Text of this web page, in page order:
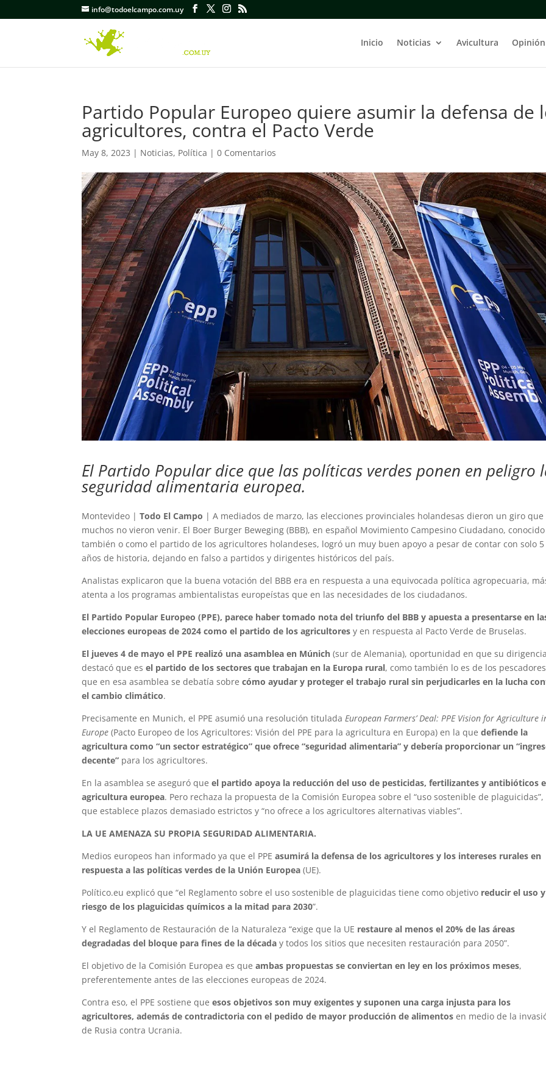
info@todoelcampo.com.uy
Inicio Noticias Avicultura Opinión
Partido Popular Europeo quiere asumir la defensa de
agricultores, contra el Pacto Verde
May 8, 2023 | Noticias, Política |0 Comentarios
El Partido Popular dice que las políticas verdes ponen en peligro
seguridad alimentaria europea.
Montevideo |Todo El Campo | A mediados de marzo, las elecciones provinciales holandesas dieron un giro que
muchos no vieron venir. El Boer Burger Beweging (BBB), en español Movimiento Campesino Ciudadano, conocido
también o como el partido de los agricultores holandeses, logró un muy buen apoyo a pesar de contar con solo 5
años de historia, dejando en falso a partidos y dirigentes históricos del país.
Analistas explicaron que la buena votación del BBB era en respuesta a una equivocada política agropecuaria,
atenta a los programas ambientalistas europeístas que en las necesidades de los ciudadanos.
El Partido Popular Europeo (PPE), parece haber tomado nota del triunfo del BBB y apuesta a presentarse en
elecciones europeas de 2024 como el partido de los agricultores y en respuesta al Pacto Verde de Bruselas.
El jueves 4 de mayo el PPE realizó una asamblea en Múnich (sur de Alemania), oportunidad en que su
destacó que esel partido de los sectores que trabajan en la Europa rural, como también lo es de los
que en esa asamblea se debatía sobrecómo ayudar y proteger el trabajo rural sin perjudicarles en la lucha
el cambio climático.
Precisamente en Munich, el PPE asumió una resolución tituladaEuropean Farmers’ Deal: PPE Vision for Agriculture
Europe (Pacto Europeo de los Agricultores: Visión del PPE para la agricultura en Europa) en la quedefiende la
agricultura como “un sector estratégico” que ofrece “seguridad alimentaria” y debería proporcionar un
decente” para los agricultores.
En la asamblea se aseguró queel partido apoya la reducción del uso de pesticidas, fertilizantes y antibióticos
agricultura europea. Pero rechaza la propuesta de la Comisión Europea sobre el “uso sostenible de plaguicidas”,
que establece plazos demasiado estrictos y “no ofrece a los agricultores alternativas viables”.
LA UE AMENAZA SU PROPIA SEGURIDAD ALIMENTARIA.
Medios europeos han informado ya que el PPEasumirá la defensa de los agricultores y los intereses rurales en
respuesta a las políticas verdes de la Unión Europea (UE).
Político.eu explicó que “el Reglamento sobre el uso sostenible de plaguicidas tiene como objetivo reducir el uso
riesgo de los plaguicidas químicos a la mitad para 2030”.
Y el Reglamento de Restauración de la Naturaleza “exige que la UE restaure al menos el 20% de las áreas
degradadas del bloque para fines de la década y todos los sitios que necesiten restauración para 2050”.
El objetivo de la Comisión Europea es queambas propuestas se conviertan en ley en los próximos meses,
preferentemente antes de las elecciones europeas de 2024.
Contra eso, el PPE sostiene queesos objetivos son muy exigentes y suponen una carga injusta para los
agricultores, además de contradictoria con el pedido de mayor producción de alimentos en medio de la
de Rusia contra Ucrania.